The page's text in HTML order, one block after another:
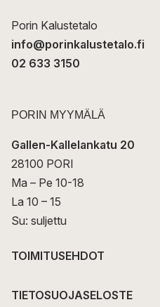
Porin Kalustetalo
info@porinkalustetalo.fi
02 633 3150
PORIN MYYMÄLÄ
Gallen-Kallelankatu 20
28100 PORI
Ma – Pe 10-18
La 10 – 15
Su: suljettu
TOIMITUSEHDOT
TIETOSUOJASELOSTE